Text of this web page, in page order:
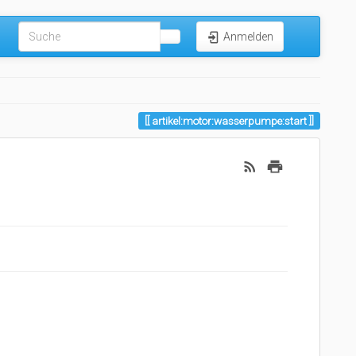
Anmelden
artikel:motor:wasserpumpe:start